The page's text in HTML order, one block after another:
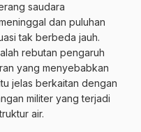
saudara
dan puluhan
tak berbeda jauh.
rebutan pengaruh
yang menyebabkan
jelas berkaitan dengan
militer yang terjadi
air.